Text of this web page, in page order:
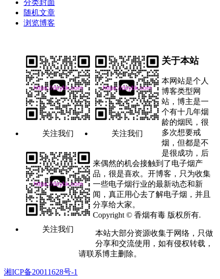
分类封面
随机文章
浏览博客
关注我们 关注我们
关注我们
关于本站
本网站是个人
博客类型网
站，博主是一
个有十几年烟
龄的烟民，很
多次想要戒
烟，但都是不
是很成功，后
来偶然的机会接触到了电子烟产
品，很是喜欢。开博客，只为收集
一些电子烟行业的最新动态和新
闻，真正用心去了解电子烟，并且
分享给大家。
Copyright © 香烟有毒 版权所有.
本站大部分资源收集于网络，只做
分享和交流使用，如有侵权转载，
请联系博主删除。
湘ICP备20011628号-1